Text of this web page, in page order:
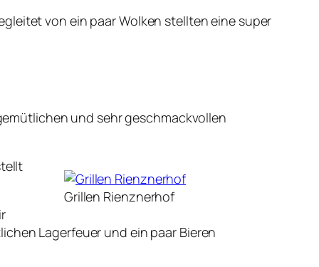
von ein paar Wolken stellten eine super
und sehr geschmackvollen
Grillen Rienznerhof
Lagerfeuer und ein paar Bieren